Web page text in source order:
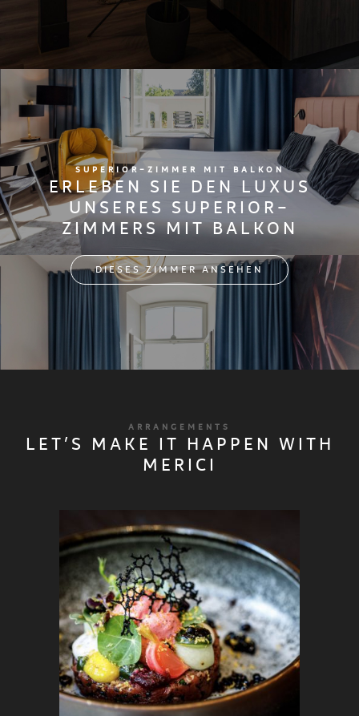
SUPERIOR-ZIMMER MIT BALKON
ERLEBEN SIE DEN LUXUS
UNSERES SUPERIOR-
ZIMMERS MIT BALKON
DIESES ZIMMER ANSEHEN
ARRANGEMENTS
LET’S MAKE IT HAPPEN WITH
MERICI